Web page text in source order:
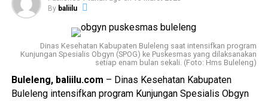
Advertisements
Agung Candrawati mengimbau untuk menghubungi Dinas
Kesehatan, Puskesmas terdekat, atau Perbekel/Lurah
serta Kaling/Kadus di wilayah masing-masing.
“Warga yang membutuhkan pelayanan kesehatan dapat
menghubungi Dinas Kesehatan, Puskesmas terdekat atau
Perbekel/Lurah serta Kaling/Kadus,” tambahnya.
By baliilu
Dinas Kesehatan Kabupaten Buleleng saat intensifkan program
Kunjungan Spesialis Obgyn (SPOG) ke Puskesmas yang dilaksanakan
setiap enam bulan sekali. (Foto: Hms Buleleng)
Buleleng, baliilu.com – Dinas Kesehatan Kabupaten
Buleleng intensifkan program Kunjungan Spesialis Obgyn